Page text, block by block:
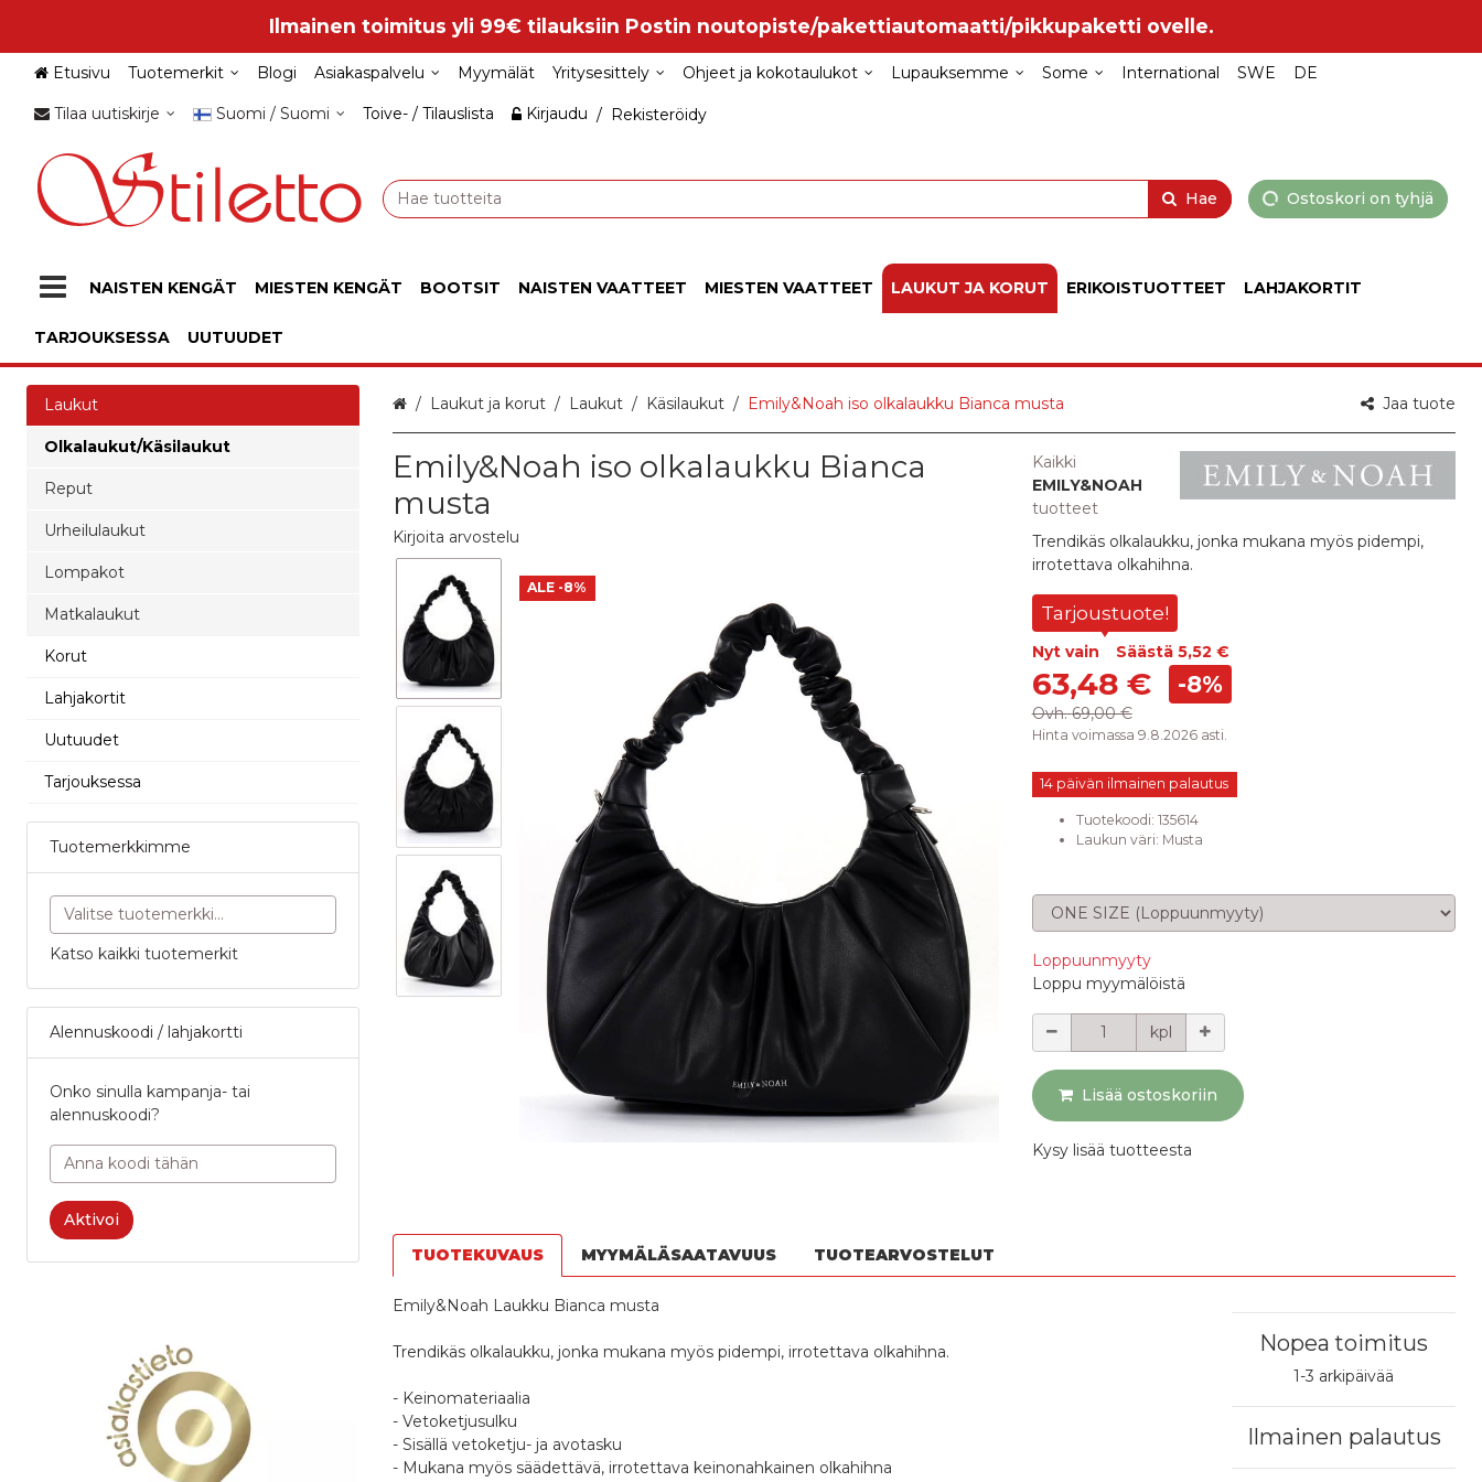
Ilmainen toimitus yli 99€ tilauksiin Postin noutopiste/pakettiautomaatti/pikkupaketti ovelle.
Etusivu Tuotemerkit Blogi Asiakaspalvelu Myymälät Yritysesittely Ohjeet ja kokotaulukot Lupauksemme Some International SWE DE
Tilaa uutiskirje Suomi / Suomi Toive- / Tilauslista Kirjaudu / Rekisteröidy
Hae Ostoskori on tyhjä
NAISTEN KENGÄT MIESTEN KENGÄT BOOTSIT NAISTEN VAATTEET MIESTEN VAATTEET LAUKUT JA KORUT ERIKOISTUOTTEET LAHJAKORTIT
TARJOUKSESSA UUTUUDET
Laukut
Olkalaukut/Käsilaukut
Reput
Urheilulaukut
Lompakot
Matkalaukut
Korut
Lahjakortit
Uutuudet
Tarjouksessa
Tuotemerkkimme
Katso kaikki tuotemerkit
Alennuskoodi / lahjakortti
Onko sinulla kampanja- tai
alennuskoodi?
Aktivoi
Jaa tuote
EtusivuLaukut ja korut Laukut Käsilaukut Emily&Noah iso olkalaukku Bianca musta
Emily&Noah iso olkalaukku Bianca
musta
Kirjoita arvostelu
ALE -8%
Kaikki
EMILY&NOAH
tuotteet
Trendikäs olkalaukku, jonka mukana myös pidempi,
irrotettava olkahihna.
Tarjoustuote!
Nyt vain Säästä 5,52 €
63,48 €
Ovh. 69,00 €
-8%
Hinta voimassa 9.8.2026 asti.
14 päivän ilmainen palautus
Tuotekoodi: 135614
Laukun väri: Musta
Valitse koko
Loppuunmyyty
Loppu myymälöistä
Määrä
kpl
Lisää ostoskoriin
Kysy lisää tuotteesta
TUOTEKUVAUS MYYMÄLÄSAATAVUUS TUOTEARVOSTELUT
Emily&Noah Laukku Bianca musta
Trendikäs olkalaukku, jonka mukana myös pidempi, irrotettava olkahihna.
- Keinomateriaalia
- Vetoketjusulku
- Sisällä vetoketju- ja avotasku
- Mukana myös säädettävä, irrotettava keinonahkainen olkahihna
Nopea toimitus
1-3 arkipäivää
Ilmainen palautus